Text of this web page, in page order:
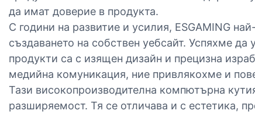
да имат доверие в продукта.
С години на развитие и усилия, ESGAMING
създаването на собствен уебсайт. Успяхме
продукти са с изящен дизайн и прецизна
медийна комуникация, ние привлякохме и
Тази високопроизводителна компютърна
разширяемост. Тя се отличава и с естетика,